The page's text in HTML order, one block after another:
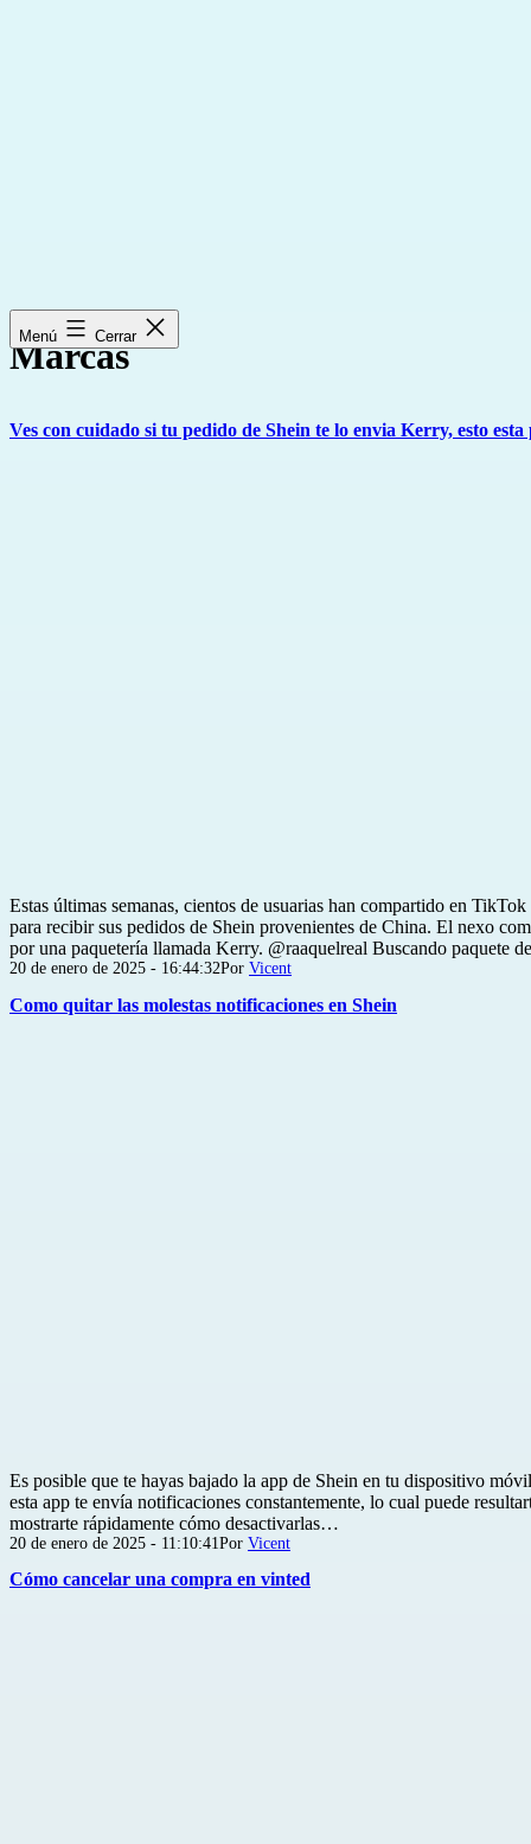
Menú Cerrar
Marcas
Ves con cuidado si tu pedido de Shein te lo envia Kerry, esto esta
Estas últimas semanas, cientos de usuarias han compartido en
para recibir sus pedidos de Shein provenientes de China. El nexo
por una paquetería llamada Kerry. @raaquelreal Buscando paquete
Publicada
20 de enero de 2025 - 16:44:32Por Vicent
Como quitar las molestas notificaciones en Shein
Es posible que te hayas bajado la app de Shein en tu dispositivo
esta app te envía notificaciones constantemente, lo cual puede
mostrarte rápidamente cómo desactivarlas…
Publicada
20 de enero de 2025 - 11:10:41 Por Vicent
Cómo cancelar una compra en vinted